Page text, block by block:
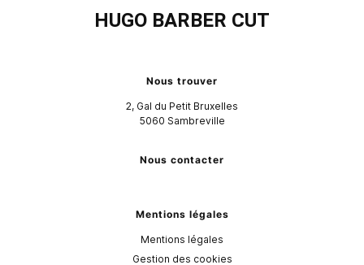
HUGO BARBER CUT
Nous trouver
2, Gal du Petit Bruxelles
5060 Sambreville
Nous contacter
Mentions légales
Mentions légales
Gestion des cookies